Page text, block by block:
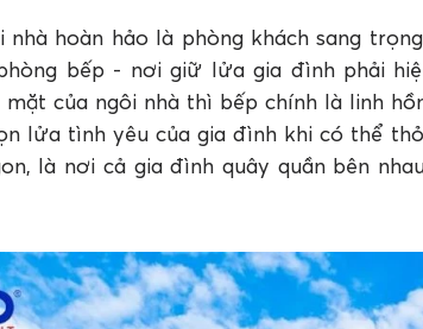
tường cần được trám bằng keo silicone?
nhiệt chịu nước Apollo A500 có đặc điểm gì nổi
dùng keo silicone Apollo A500 cho khu vực
cho nhà bếp cần lưu ý điều gì?
hoàn hảo là phòng khách sang
bếp - nơi giữ lửa gia đình phải
của ngôi nhà thì bếp chính là linh
lửa tình yêu của gia đình khi có thể
là nơi cả gia đình quây quần bên